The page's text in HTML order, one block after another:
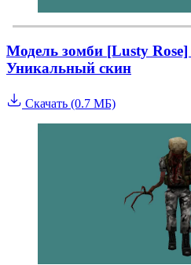
Модель зомби [Lusty Rose]
Уникальный скин
Скачать (0.7 МБ)